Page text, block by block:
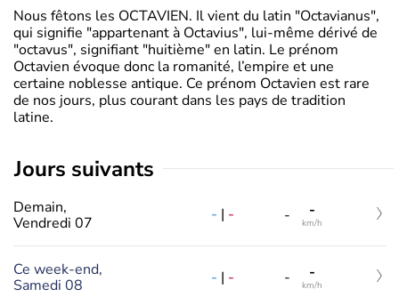
Nous fêtons les OCTAVIEN. Il vient du latin "Octavianus",
qui signifie "appartenant à Octavius", lui-même dérivé de
"octavus", signifiant "huitième" en latin. Le prénom
Octavien évoque donc la romanité, l’empire et une
certaine noblesse antique. Ce prénom Octavien est rare
de nos jours, plus courant dans les pays de tradition
latine.
jours suivants
Demain,
Vendredi 07
- | - - -
km/h
Ce week-end,
Samedi 08
- | - - -
km/h